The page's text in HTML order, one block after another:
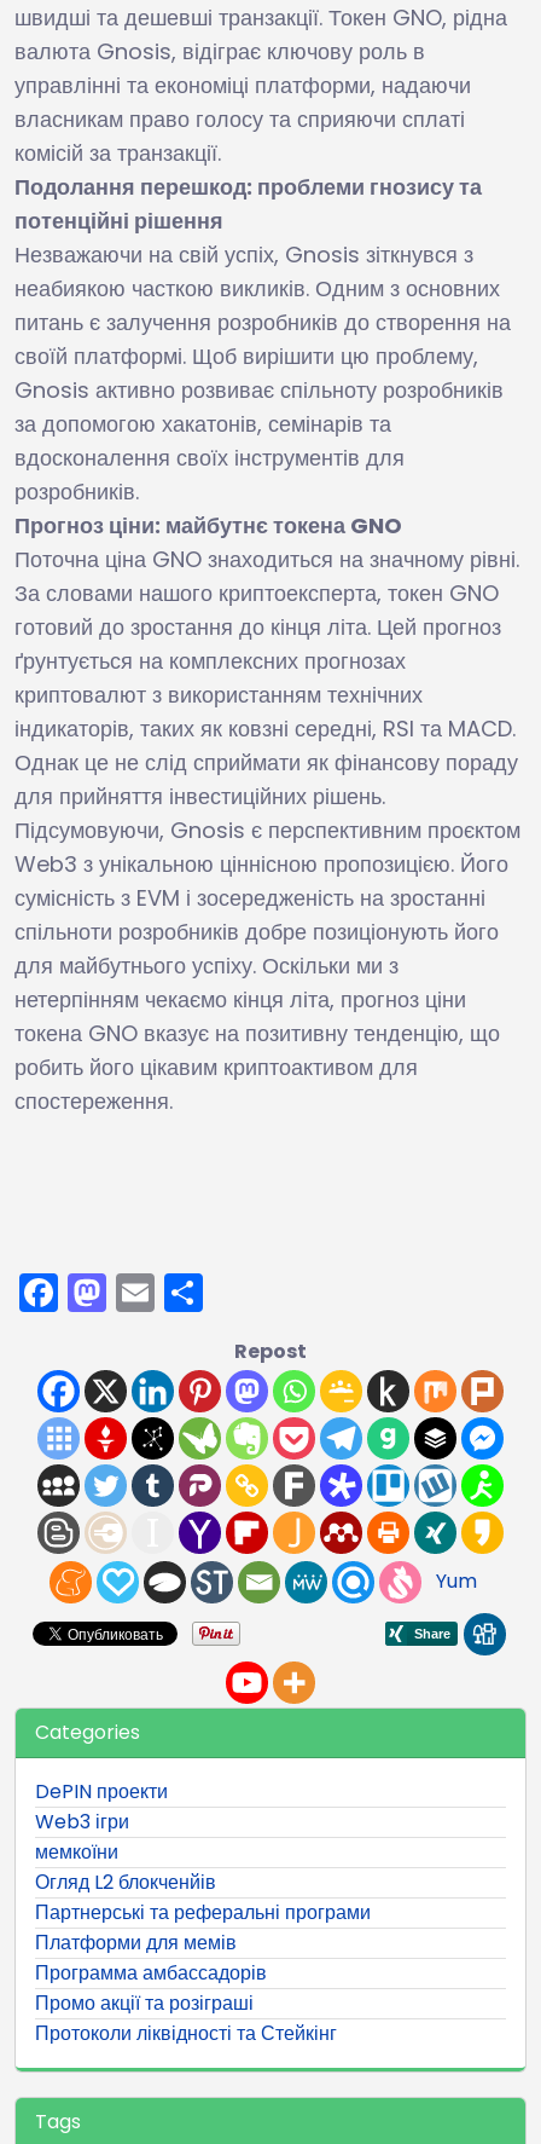
швидші та дешевші транзакції. Токен GNO, рідна
валюта Gnosis, відіграє ключову роль в
управлінні та економіці платформи, надаючи
власникам право голосу та сприяючи сплаті
комісій за транзакції.
Подолання перешкод: проблеми гнозису та
потенційні рішення
Незважаючи на свій успіх, Gnosis зіткнувся з
неабиякою часткою викликів. Одним з основних
питань є залучення розробників до створення на
своїй платформі. Щоб вирішити цю проблему,
Gnosis активно розвиває спільноту розробників
за допомогою хакатонів, семінарів та
вдосконалення своїх інструментів для
розробників.
Прогноз ціни: майбутнє токена GNO
Поточна ціна GNO знаходиться на значному рівні.
За словами нашого криптоексперта, токен GNO
готовий до зростання до кінця літа. Цей прогноз
ґрунтується на комплексних прогнозах
криптовалют з використанням технічних
індикаторів, таких як ковзні середні, RSI та MACD.
Однак це не слід сприймати як фінансову пораду
для прийняття інвестиційних рішень.
Підсумовуючи, Gnosis є перспективним проєктом
Web3 з унікальною ціннісною пропозицією. Його
сумісність з EVM і зосередженість на зростанні
спільноти розробників добре позиціонують його
для майбутнього успіху. Оскільки ми з
нетерпінням чекаємо кінця літа, прогноз ціни
токена GNO вказує на позитивну тенденцію, що
робить його цікавим криптоактивом для
спостереження.
Facebook
Mastodon
Email
Repost
Yum
Categories
DePIN проекти
Web3 ігри
мемкоїни
Огляд L2 блокченйів
Партнерські та реферальні програми
Платформи для мемів
Программа амбассадорів
Промо акції та розіграші
Протоколи ліквідності та Стейкінг
Tags